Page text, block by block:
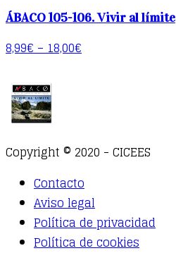
ÁBACO 105-106. Vivir al límite
8,99€ – 18,00€
Copyright © 2020 - CICEES
Contacto
Aviso legal
Política de privacidad
Política de cookies